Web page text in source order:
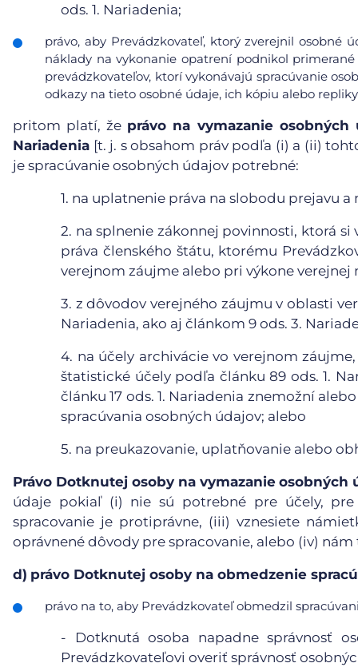
ods. 1. Nariadenia;
právo, aby Prevádzkovateľ, ktorý zverejnil osobné
náklady na vykonanie opatrení podnikol
prevádzkovateľov, ktorí vykonávajú spracúvanie
odkazy na tieto osobné údaje, ich kópiu alebo
pritom platí, že právo na vymazanie
Nariadenia [t. j. s obsahom práv podľa (i) a (ii)
je spracúvanie osobných údajov potrebné:
1. na uplatnenie práva na slobodu prejavu a
2. na splnenie zákonnej povinnosti, ktorá
práva členského štátu, ktorému
verejnom záujme alebo pri výkone verejnej
3. z dôvodov verejného záujmu v oblasti
Nariadenia, ako aj článkom 9 ods. 3.
4. na účely archivácie vo verejnom
štatistické účely podľa článku 89 ods. 1.
článku 17 ods. 1. Nariadenia znemožní
spracúvania osobných údajov; alebo
5. na preukazovanie, uplatňovanie alebo
Právo Dotknutej osoby na vymazanie osobných
údaje pokiaľ (i) nie sú potrebné pre účely,
spracovanie je protiprávne, (iii) vznesiete
oprávnené dôvody pre spracovanie, alebo (iv)
d) právo Dotknutej osoby na obmedzenie
právo na to, aby Prevádzkovateľ obmedzil
- Dotknutá osoba napadne správnosť
Prevádzkovateľovi overiť správnosť